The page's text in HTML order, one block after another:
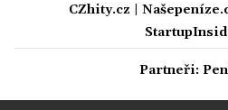
CZhity.cz
Partneři: